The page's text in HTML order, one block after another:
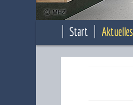
Start Aktuelles